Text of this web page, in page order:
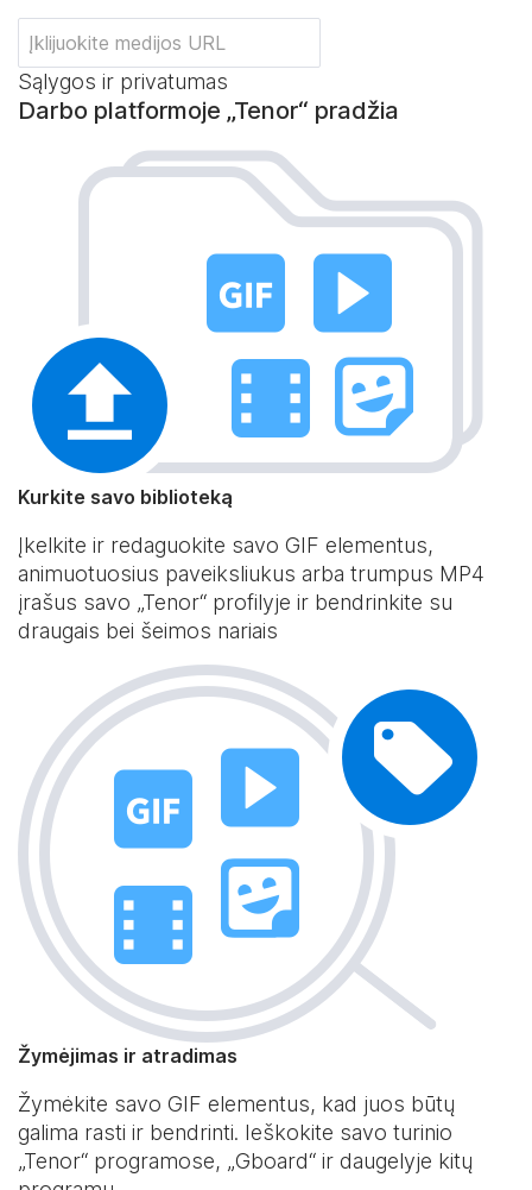
Sąlygos ir privatumas
Darbo platformoje „Tenor“ pradžia
Kurkite savo biblioteką
Įkelkite ir redaguokite savo GIF elementus,
animuotuosius paveiksliukus arba trumpus MP4
įrašus savo „Tenor“ profilyje ir bendrinkite su
draugais bei šeimos nariais
Žymėjimas ir atradimas
Žymėkite savo GIF elementus, kad juos būtų
galima rasti ir bendrinti. Ieškokite savo turinio
„Tenor“ programose, „Gboard“ ir daugelyje kitų